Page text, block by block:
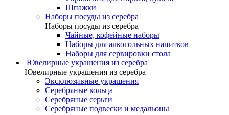
Шпажки
Наборы посуды из серебра
Наборы посуды из серебра
Чайные, кофейные наборы
Наборы для алкогольных напитков
Наборы для сервировки стола
Ювелирные украшения из серебра
Ювелирные украшения из серебра
Эксклюзивные украшения
Серебряные кольца
Серебряные серьги
Серебряные подвески и медальоны